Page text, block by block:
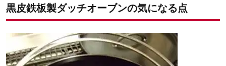
黒皮鉄板製ダッチオーブンの気になる点